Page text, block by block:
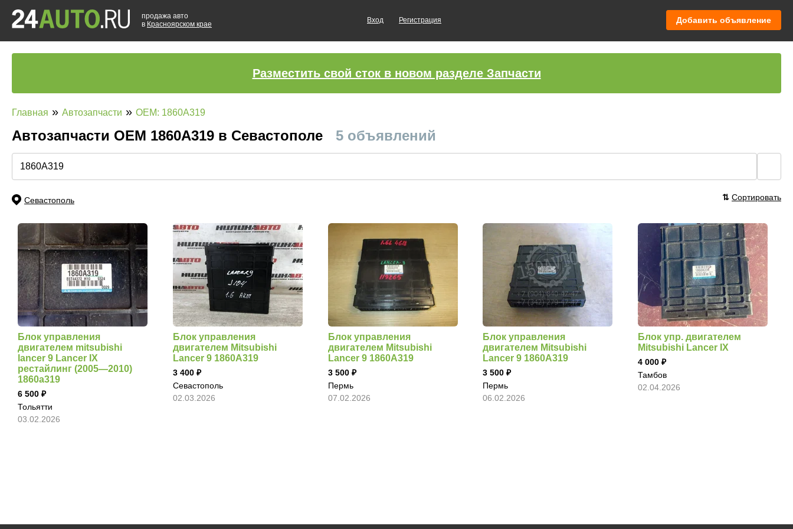
продажа авто
в Красноярском крае
Вход Регистрация Добавить объявление
Разместить свой сток в новом разделе Запчасти
Главная » Автозапчасти » OEM: 1860A319
Автозапчасти ОЕМ 1860A319 в Севастополе 5 объявлений
Севастополь ⇅ Сортировать
Блок управления
двигателем mitsubishi
lancer 9 Lancer IX
рестайлинг (2005—2010)
1860a319
6 500
Тольятти
03.02.2026
Блок управления
двигателем Mitsubishi
Lancer 9 1860A319
3 400
Севастополь
02.03.2026
Блок управления
двигателем Mitsubishi
Lancer 9 1860A319
3 500
Пермь
07.02.2026
Блок управления
двигателем Mitsubishi
Lancer 9 1860A319
3 500
Пермь
06.02.2026
Блок упр. двигателем
Mitsubishi Lancer IX
4 000
Тамбов
02.04.2026